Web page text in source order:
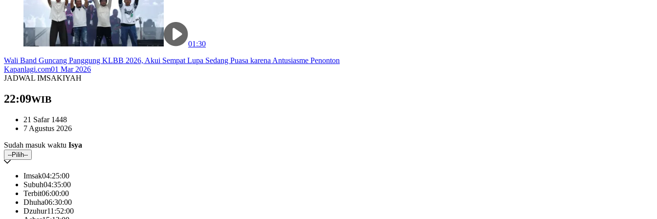
01:30
Wali Band Guncang Panggung KLBB 2026, Akui Sempat Lupa Sedang Puasa karena Antusiasme Penonton
Kapanlagi.com01 Mar 2026
JADWAL IMSAKIYAH
22:09WIB
21 Safar 1448
7 Agustus 2026
Sudah masuk waktu Isya
--Pilih--
Imsak04:25:00
Subuh04:35:00
Terbit06:00:00
Dhuha06:30:00
Dzuhur11:52:00